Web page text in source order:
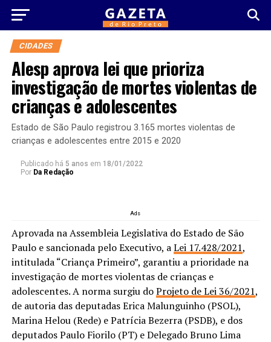
CIDADES
Alesp aprova lei que prioriza
investigação de mortes violentas de
crianças e adolescentes
Estado de São Paulo registrou 3.165 mortes violentas de
crianças e adolescentes entre 2015 e 2020
Publicado há 5 anos em 18/01/2022
Por Da Redação
Ads
Aprovada na Assembleia Legislativa do Estado de São
Paulo e sancionada pelo Executivo, aLei 17.428/2021,
intitulada “Criança Primeiro”, garantiu a prioridade na
investigação de mortes violentas de crianças e
adolescentes. A norma surgiu doProjeto de Lei 36/2021,
de autoria das deputadas Erica Malunguinho (PSOL),
Marina Helou (Rede) e Patrícia Bezerra (PSDB), e dos
deputados Paulo Fiorilo (PT) e Delegado Bruno Lima